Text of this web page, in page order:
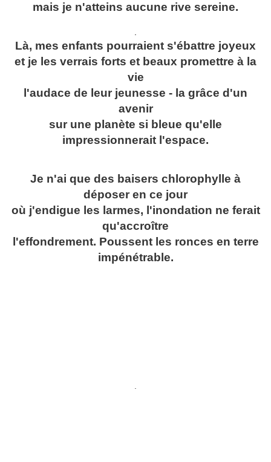
mais je n'atteins aucune rive sereine.
Là, mes enfants pourraient s'ébattre joyeux
et je les verrais forts et beaux promettre à la
vie
l'audace de leur jeunesse - la grâce d'un
avenir
sur une planète si bleue qu'elle
impressionnerait l'espace.
Je n'ai que des baisers chlorophylle à
déposer en ce jour
où j'endigue les larmes, l'inondation ne ferait
qu'accroître
l'effondrement. Poussent les ronces en terre
impénétrable.